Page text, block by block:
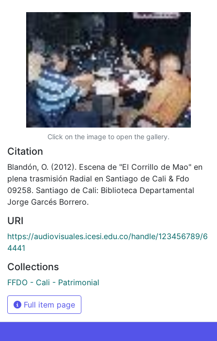
Click on the image to open the gallery.
Citation
Blandón, O. (2012). Escena de "El Corrillo de Mao" en
plena trasmisión Radial en Santiago de Cali & Fdo
09258. Santiago de Cali: Biblioteca Departamental
Jorge Garcés Borrero.
URI
https://audiovisuales.icesi.edu.co/handle/123456789/6
4441
Collections
FFDO - Cali - Patrimonial
Full item page